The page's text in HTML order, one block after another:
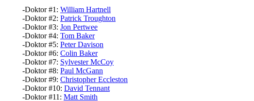
-Doktor #1: William Hartnell
-Doktor #2: Patrick Troughton
-Doktor #3: Jon Pertwee
-Doktor #4: Tom Baker
-Doktor #5: Peter Davison
-Doktor #6: Colin Baker
-Doktor #7: Sylvester McCoy
-Doktor #8: Paul McGann
-Doktor #9: Christopher Eccleston
-Doktor #10: David Tennant
-Doktor #11: Matt Smith